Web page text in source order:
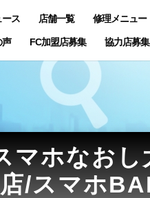
ース 店舗一覧 修理メニュー
声 FC加盟店募集 協力店募集
マホなおし
店/スマホ